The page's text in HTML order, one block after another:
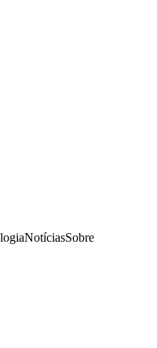
NotíciasSobre